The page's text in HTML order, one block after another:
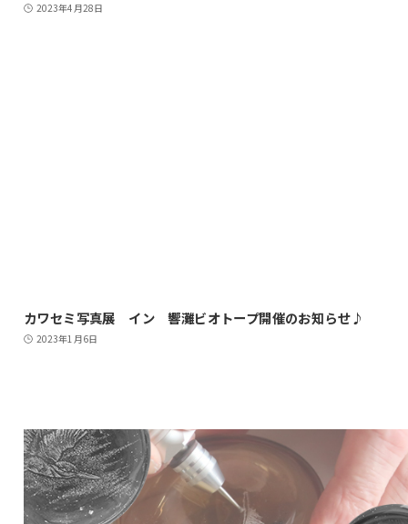
2023年4月28日
カワセミ写真展 イン 響灘ビオトープ開催のお知らせ♪
2023年1月6日